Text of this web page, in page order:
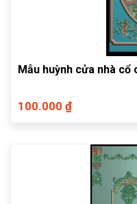
Mẫu huỳnh cửa nhà cổ
100.000 ₫